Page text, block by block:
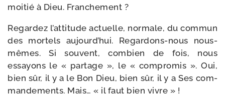
moi­tié à Dieu. Franchement ?
Regardez l’attitude actuelle, nor­male, du com­mun
des mor­tels aujourd’hui. Regardons-​nous nous-​
mêmes. Si sou­vent, com­bien de fois, nous
essayons le « par­tage », le « com­pro­mis ». Oui,
bien sûr, il y a le Bon Dieu, bien sûr, il y a Ses com­
man­de­ments. Mais… « il faut bien vivre » !